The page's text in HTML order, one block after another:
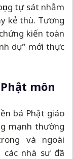
tự sát nhằm
kẻ thù. Tương
kiến toàn
dự” mới thực
môn
bá Phật giáo
mạnh thường
và ngoài
các nhà sư đã